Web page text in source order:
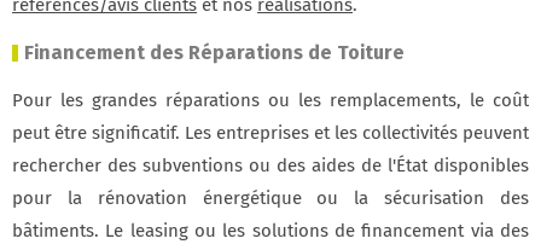
références/avis clients et nos réalisations.
Financement des Réparations de Toiture
Pour les grandes réparations ou les remplacements, le coût
peut être significatif. Les entreprises et les collectivités peuvent
rechercher des subventions ou des aides de l'État disponibles
pour la rénovation énergétique ou la sécurisation des
bâtiments. Le leasing ou les solutions de financement via des